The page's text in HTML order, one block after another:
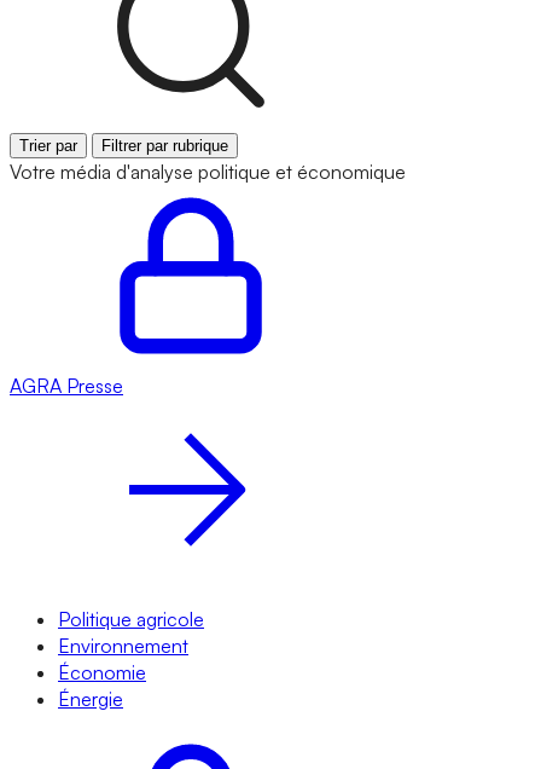
Trier par Filtrer par rubrique
Votre média d'analyse politique et économique
AGRA Presse
Politique agricole
Environnement
Économie
Énergie